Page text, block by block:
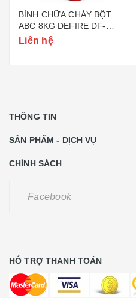
BÌNH CHỮA CHÁY BỘT
ABC 8KG DEFIRE DF-
ABC8 (BỘ CÔNG AN)
Liên hệ
THÔNG TIN
SẢN PHẨM - DỊCH VỤ
CHÍNH SÁCH
Facebook
HỖ TRỢ THANH TOÁN